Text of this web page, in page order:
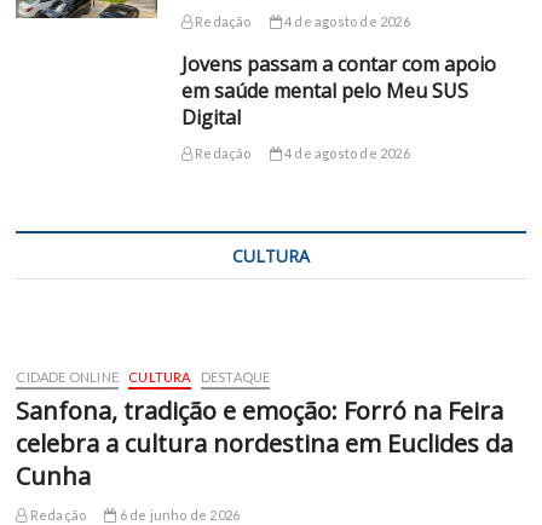
Redação 4 de agosto de 2026
Jovens passam a contar com apoio
em saúde mental pelo Meu SUS
Digital
Redação 4 de agosto de 2026
CULTURA
CIDADE ONLINE CULTURA DESTAQUE
Sanfona, tradição e emoção: Forró na Feira
celebra a cultura nordestina em Euclides da
Cunha
Redação 6 de junho de 2026